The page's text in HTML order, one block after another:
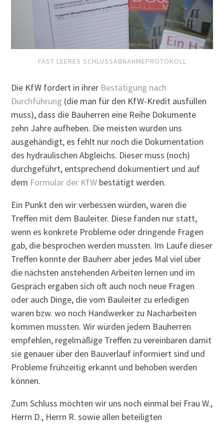
FAST LEERES SCHLUSSABNAHMEPROTOKOLL
Die KfW fordert in ihrer Bestätigung nach
Durchführung (die man für den KfW-Kredit ausfüllen
muss), dass die Bauherren eine Reihe Dokumente
zehn Jahre aufheben. Die meisten wurden uns
ausgehändigt, es fehlt nur noch die Dokumentation
des hydraulischen Abgleichs. Dieser muss (noch)
durchgeführt, entsprechend dokumentiert und auf
dem Formular der KfW bestätigt werden.
Ein Punkt den wir verbessen würden, waren die
Treffen mit dem Bauleiter. Diese fanden nur statt,
wenn es konkrete Probleme oder dringende Fragen
gab, die besprochen werden mussten. Im Laufe dieser
Treffen konnte der Bauherr aber jedes Mal viel über
die nächsten anstehenden Arbeiten lernen und im
Gespräch ergaben sich oft auch noch neue Fragen
oder auch Dinge, die vom Bauleiter zu erledigen
waren bzw. wo noch Handwerker zu Nacharbeiten
kommen mussten. Wir würden jedem Bauherren
empfehlen, regelmäßige Treffen zu vereinbaren damit
sie genauer über den Bauverlauf informiert sind und
Probleme frühzeitig erkannt und behoben werden
können.
Zum Schluss möchten wir uns noch einmal bei Frau W.,
Herrn D., Herrn R. sowie allen beteiligten